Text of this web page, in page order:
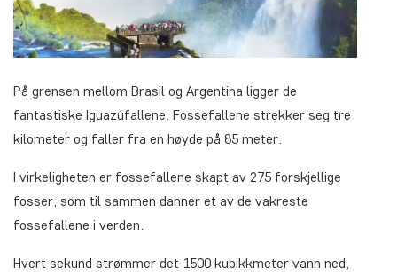
På grensen mellom Brasil og Argentina ligger de
fantastiske Iguazúfallene. Fossefallene strekker seg tre
kilometer og faller fra en høyde på 85 meter.
I virkeligheten er fossefallene skapt av 275 forskjellige
fosser, som til sammen danner et av de vakreste
fossefallene i verden.
Hvert sekund strømmer det 1500 kubikkmeter vann ned,